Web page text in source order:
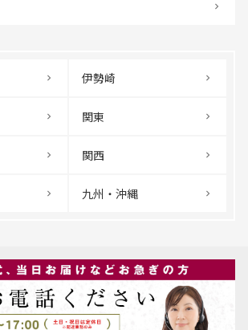
伊勢崎
関東
関西
九州・沖縄